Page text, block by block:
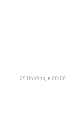
25 Ноября, в 00:00